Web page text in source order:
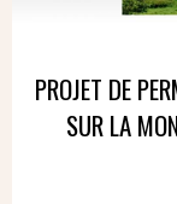
PROJET DE
SUR LA